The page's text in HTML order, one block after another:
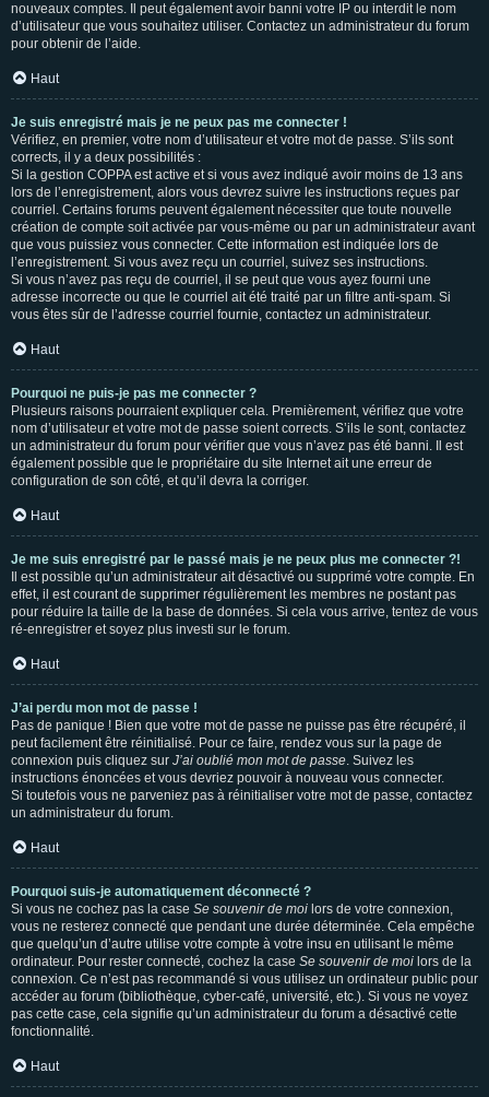
nouveaux comptes. Il peut également avoir banni votre IP ou interdit le nom
d’utilisateur que vous souhaitez utiliser. Contactez un administrateur du forum
pour obtenir de l’aide.
Haut
Je suis enregistré mais je ne peux pas me connecter !
Vérifiez, en premier, votre nom d’utilisateur et votre mot de passe. S’ils sont
corrects, il y a deux possibilités :
Si la gestion COPPA est active et si vous avez indiqué avoir moins de 13 ans
lors de l’enregistrement, alors vous devrez suivre les instructions reçues par
courriel. Certains forums peuvent également nécessiter que toute nouvelle
création de compte soit activée par vous-même ou par un administrateur avant
que vous puissiez vous connecter. Cette information est indiquée lors de
l’enregistrement. Si vous avez reçu un courriel, suivez ses instructions.
Si vous n’avez pas reçu de courriel, il se peut que vous ayez fourni une
adresse incorrecte ou que le courriel ait été traité par un filtre anti-spam. Si
vous êtes sûr de l’adresse courriel fournie, contactez un administrateur.
Haut
Pourquoi ne puis-je pas me connecter ?
Plusieurs raisons pourraient expliquer cela. Premièrement, vérifiez que votre
nom d’utilisateur et votre mot de passe soient corrects. S’ils le sont, contactez
un administrateur du forum pour vérifier que vous n’avez pas été banni. Il est
également possible que le propriétaire du site Internet ait une erreur de
configuration de son côté, et qu’il devra la corriger.
Haut
Je me suis enregistré par le passé mais je ne peux plus me connecter ?!
Il est possible qu’un administrateur ait désactivé ou supprimé votre compte. En
effet, il est courant de supprimer régulièrement les membres ne postant pas
pour réduire la taille de la base de données. Si cela vous arrive, tentez de vous
ré-enregistrer et soyez plus investi sur le forum.
Haut
J’ai perdu mon mot de passe !
Pas de panique ! Bien que votre mot de passe ne puisse pas être récupéré, il
peut facilement être réinitialisé. Pour ce faire, rendez vous sur la page de
connexion puis cliquez sur J’ai oublié mon mot de passe. Suivez les
instructions énoncées et vous devriez pouvoir à nouveau vous connecter.
Si toutefois vous ne parveniez pas à réinitialiser votre mot de passe, contactez
un administrateur du forum.
Haut
Pourquoi suis-je automatiquement déconnecté ?
Si vous ne cochez pas la case Se souvenir de moi lors de votre connexion,
vous ne resterez connecté que pendant une durée déterminée. Cela empêche
que quelqu’un d’autre utilise votre compte à votre insu en utilisant le même
ordinateur. Pour rester connecté, cochez la case Se souvenir de moi lors de la
connexion. Ce n’est pas recommandé si vous utilisez un ordinateur public pour
accéder au forum (bibliothèque, cyber-café, université, etc.). Si vous ne voyez
pas cette case, cela signifie qu’un administrateur du forum a désactivé cette
fonctionnalité.
Haut